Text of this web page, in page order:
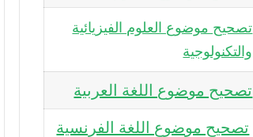
تصحيح موضوع العلوم الفيزيائية
والتكنولوجية
تصحيح موضوع اللغة العربية
تصحيح موضوع اللغة الفرنسية